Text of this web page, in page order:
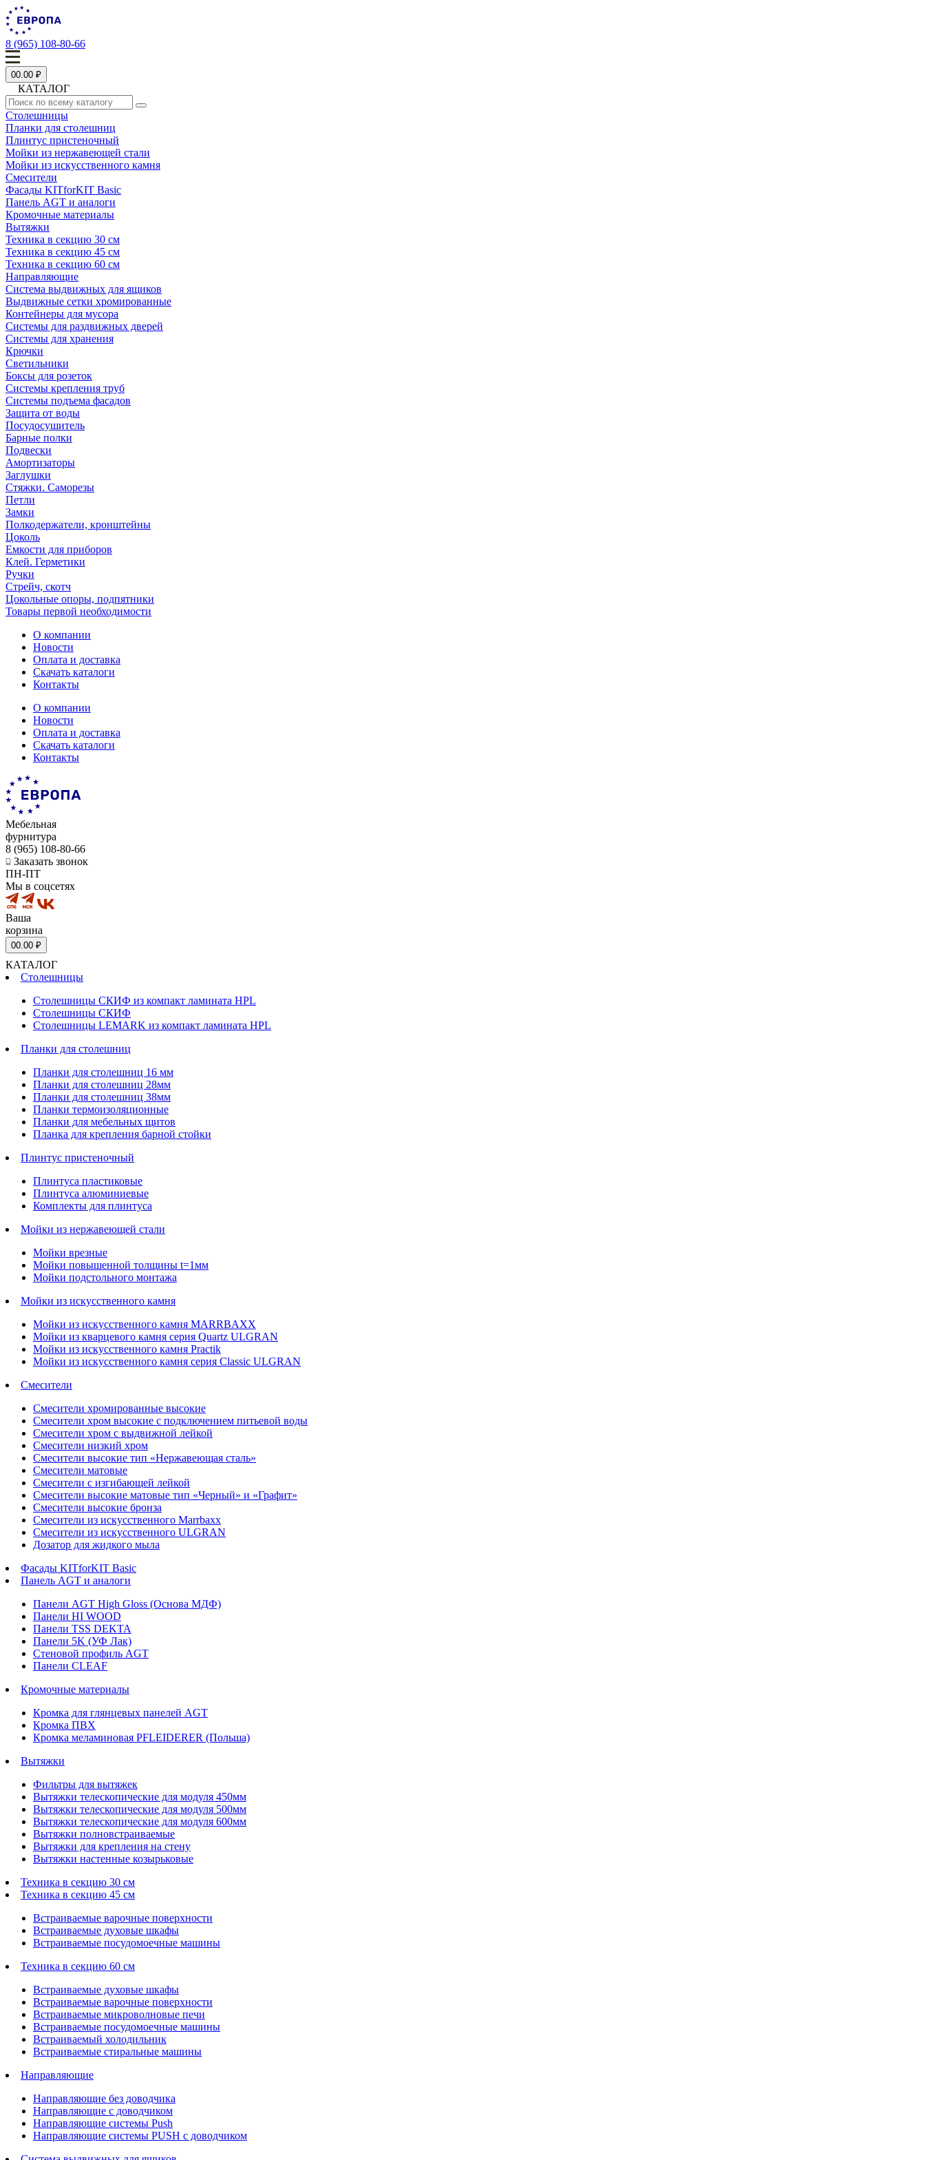
8 (965) 108-80-66
00.00 ₽
КАТАЛОГ
Столешницы
Планки для столешниц
Плинтус пристеночный
Мойки из нержавеющей стали
Мойки из искусственного камня
Смесители
Фасады KITforKIT Basic
Панель AGT и аналоги
Кромочные материалы
Вытяжки
Техника в секцию 30 см
Техника в секцию 45 см
Техника в секцию 60 см
Направляющие
Система выдвижных для ящиков
Выдвижные сетки хромированные
Контейнеры для мусора
Системы для раздвижных дверей
Системы для хранения
Крючки
Светильники
Боксы для розеток
Системы крепления труб
Системы подъема фасадов
Защита от воды
Посудосушитель
Барные полки
Подвески
Амортизаторы
Заглушки
Стяжки. Саморезы
Петли
Замки
Полкодержатели, кронштейны
Цоколь
Емкости для приборов
Клей. Герметики
Ручки
Стрейч, скотч
Цокольные опоры, подпятники
Товары первой необходимости
О компании
Новости
Оплата и доставка
Скачать каталоги
Контакты
О компании
Новости
Оплата и доставка
Скачать каталоги
Контакты
Мебельная
фурнитура
8 (965) 108-80-66
Заказать звонок
ПН-ПТ
Мы в соцсетях
Ваша
корзина
00.00 ₽
КАТАЛОГ
Столешницы
Столешницы СКИФ из компакт ламината HPL
Столешницы СКИФ
Столешницы LEMARK из компакт ламината HPL
Планки для столешниц
Планки для столешниц 16 мм
Планки для столешниц 28мм
Планки для столешниц 38мм
Планки термоизоляционные
Планки для мебельных щитов
Планка для крепления барной стойки
Плинтус пристеночный
Плинтуса пластиковые
Плинтуса алюминиевые
Комплекты для плинтуса
Мойки из нержавеющей стали
Мойки врезные
Мойки повышенной толщины t=1мм
Мойки подстольного монтажа
Мойки из искусственного камня
Мойки из искусственного камня MARRBAXX
Мойки из кварцевого камня серия Quartz ULGRAN
Мойки из искусственного камня Practik
Мойки из искусственного камня серия Classic ULGRAN
Смесители
Смесители хромированные высокие
Смесители хром высокие с подключением питьевой воды
Смесители хром с выдвижной лейкой
Смесители низкий хром
Смесители высокие тип «Нержавеющая сталь»
Смесители матовые
Смесители с изгибающей лейкой
Смесители высокие матовые тип «Черный» и «Графит»
Смесители высокие бронза
Смесители из искусственного Marrbaxx
Смесители из искусственного ULGRAN
Дозатор для жидкого мыла
Фасады KITforKIT Basic
Панель AGT и аналоги
Панели AGT High Gloss (Основа МДФ)
Панели HI WOOD
Панели TSS DEKTA
Панели 5K (УФ Лак)
Стеновой профиль AGT
Панели CLEAF
Кромочные материалы
Кромка для глянцевых панелей AGT
Кромка ПВХ
Кромка меламиновая PFLEIDERER (Польша)
Вытяжки
Фильтры для вытяжек
Вытяжки телескопические для модуля 450мм
Вытяжки телескопические для модуля 500мм
Вытяжки телескопические для модуля 600мм
Вытяжки полновстраиваемые
Вытяжки для крепления на стену
Вытяжки настенные козырьковые
Техника в секцию 30 см
Техника в секцию 45 см
Встраиваемые варочные поверхности
Встраиваемые духовые шкафы
Встраиваемые посудомоечные машины
Техника в секцию 60 см
Встраиваемые духовые шкафы
Встраиваемые варочные поверхности
Встраиваемые микроволновые печи
Встраиваемые посудомоечные машины
Встраиваемый холодильник
Встраиваемые стиральные машины
Направляющие
Направляющие без доводчика
Направляющие с доводчиком
Направляющие системы Push
Направляющие системы PUSH с доводчиком